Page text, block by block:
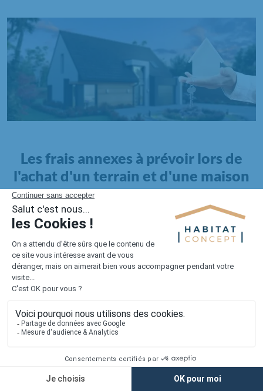
Les frais annexes à prévoir lors de
l'achat d'un terrain et d'une maison
Il faut également intégrer à votre budget, les
pour la maison. Outre l'achat du terrain et la construction, il
faut prendre en compte la viabilisation si elle n'est pas
proposée par le constructeur. Les frais de raccordements et les
taxes éventuelles coûtent entre 5 000 et 15 000 euros selon la
localisation du terrain et son accès.
Quant auxfrais de notaire
Lorsque vous vous tournez vers une maison existante, il sera
nécessaire de faire des travaux de rénovation. Ceux-ci sont
souvent coûteux et doivent être ajoutés au prix de l'achat